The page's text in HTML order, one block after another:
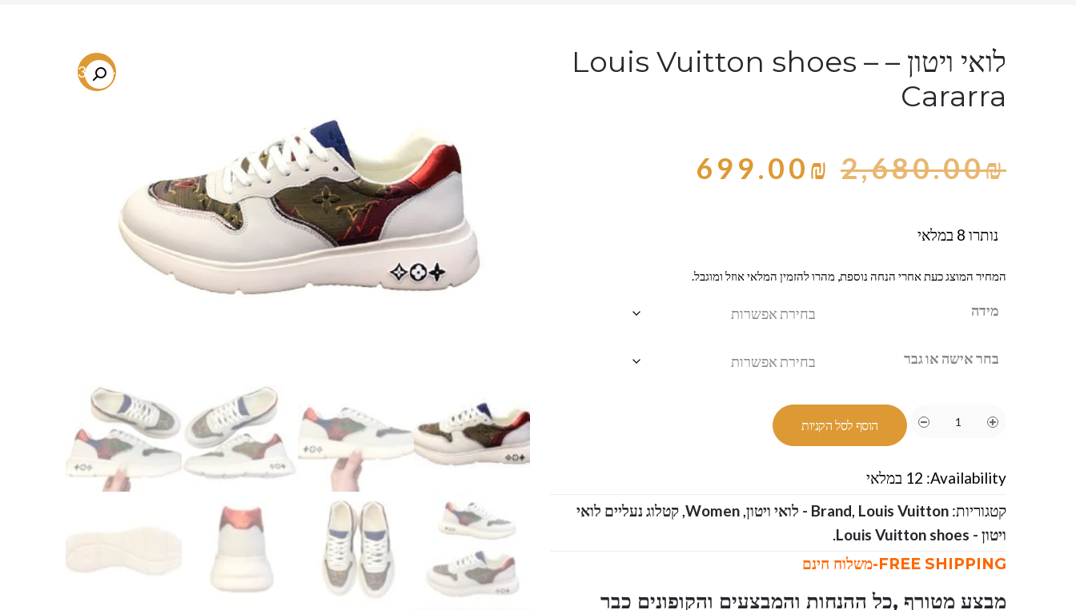
-73.9%
לואי ויטון – Louis Vuitton shoes –
Cararra
2,680.00₪
699.00₪
נותרו 8 במלאי
המחיר המוצג כעת אחרי הנחה נוספת, מהרו להזמין המלאי אוזל ומוגבל.
מידה
בחר אישה או גבר
הוסף לסל הקניות
Availability: 12 במלאי
קטגוריות:
Brand, Louis Vuitton - לואי ויטון ,
Women
,קטלוג נעליים לואי
ויטון - Louis Vuitton shoes
.
FREE SHIPPING-משלוח חינם
מבצע מטורף ,כל ההנחות והמבצעים והקופונים כבר